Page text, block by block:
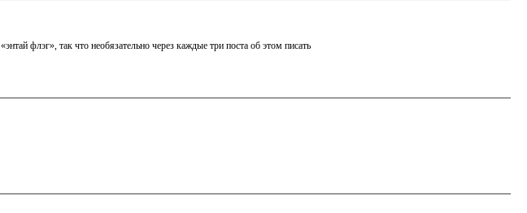
флэг», так что необязательно через каждые три поста об этом писать